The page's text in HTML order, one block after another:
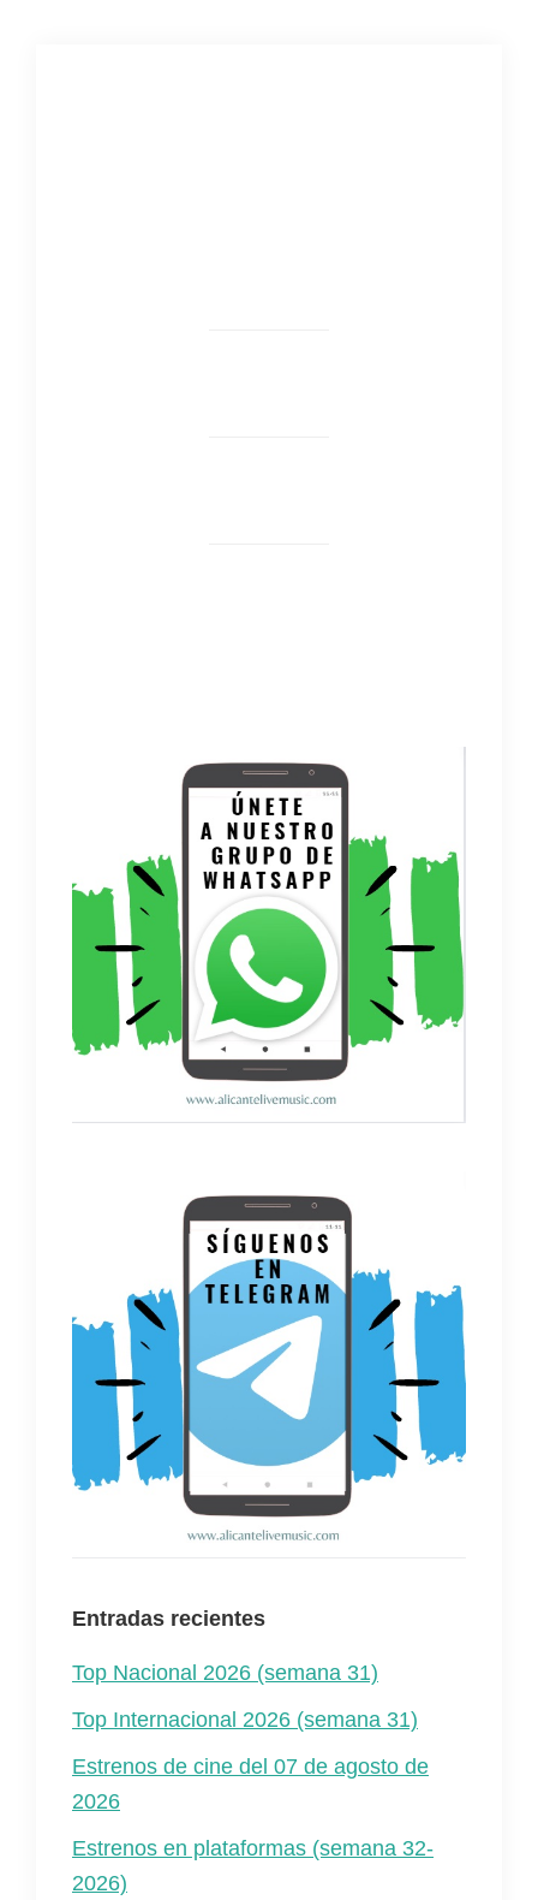
Entradas recientes
Top Nacional 2026 (semana 31)
Top Internacional 2026 (semana 31)
Estrenos de cine del 07 de agosto de
2026
Estrenos en plataformas (semana 32-
2026)